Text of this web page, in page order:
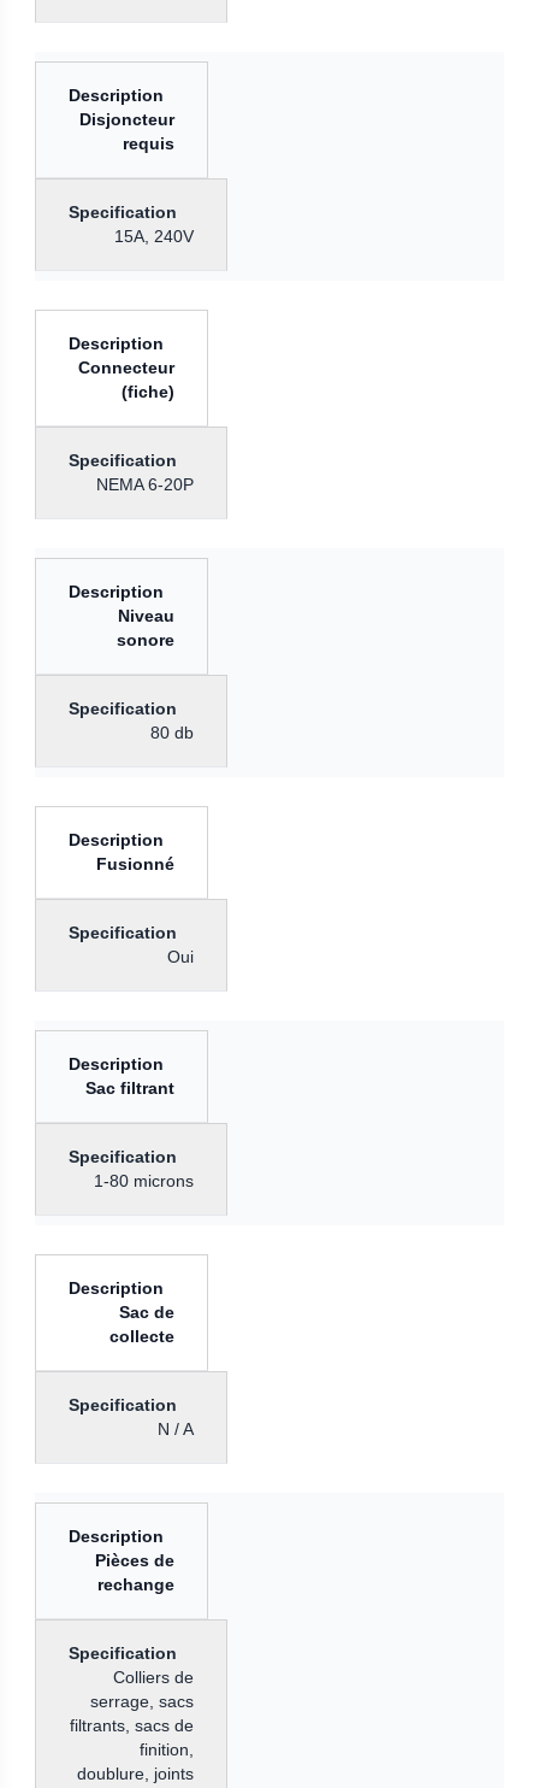
Disjoncteur
requis
15A, 240V
Connecteur
(fiche)
NEMA 6-20P
Niveau
sonore
80 db
Fusionné
Oui
Sac filtrant
1-80 microns
Sac de
collecte
N / A
Pièces de
rechange
Colliers de
serrage, sacs
filtrants, sacs de
finition,
doublure, joints